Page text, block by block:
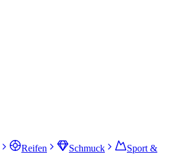
Reifen Schmuck
Sport &